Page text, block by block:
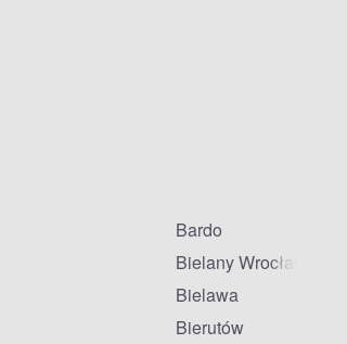
Bardo
Bielany Wrocławskie
Bielawa
Bierutów